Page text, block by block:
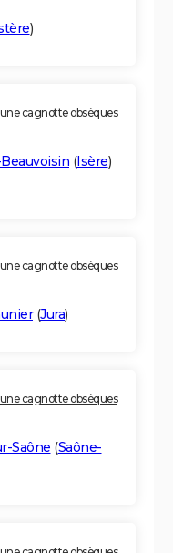
)
cagnotte obsèques
(Isère)
cagnotte obsèques
(Jura)
cagnotte obsèques
Saône (Saône-